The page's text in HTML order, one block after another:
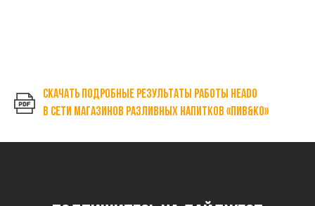
Скачать подробные результаты работы HEADO
в сети магазинов разливных напитков «Пив&Ко»